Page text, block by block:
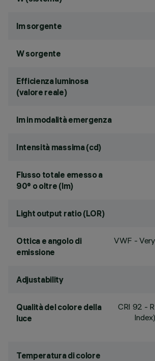
lm sorgente
W sorgente
Efficienza luminosa
(valore reale)
lm in modalità emergenza
Intensità massima (cd)
Flusso totale emesso a
90° o oltre (lm)
Light output ratio (LOR)
Ottica e angolo di
emissione
VWF -
Adjustability
Qualità del colore della
luce
CRI 92 -
Temperatura di colore